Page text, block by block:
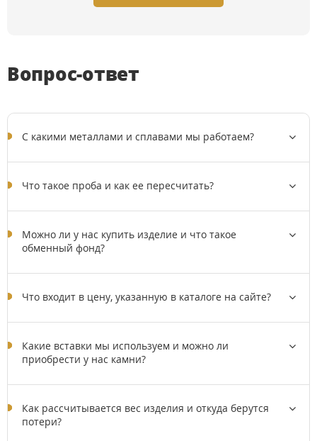
Вопрос-ответ
C какими металлами и сплавами мы работаем?
Что такое проба и как ее пересчитать?
Можно ли у нас купить изделие и что такое
обменный фонд?
Что входит в цену, указанную в каталоге на сайте?
Какие вставки мы используем и можно ли
приобрести у нас камни?
Как рассчитывается вес изделия и откуда берутся
потери?